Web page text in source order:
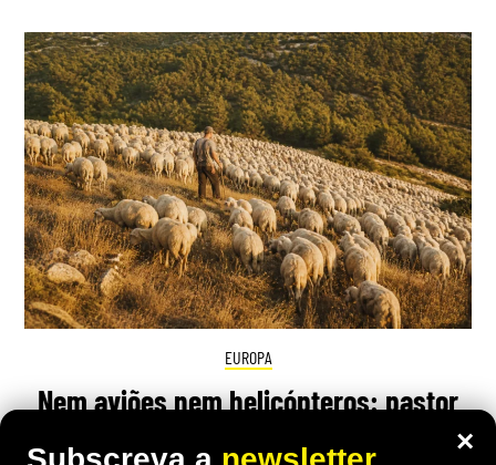
EUROPA
Nem aviões nem helicópteros: pastor
diz que a solução para os incêndios
×